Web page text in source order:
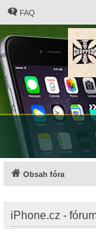
FAQ
Obsah fóra
iPhone.cz -